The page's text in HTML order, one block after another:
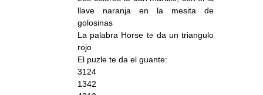
llave naranja en la mesita de
golosinas
La palabra Horse te da un triangulo
rojo
El puzle te da el guante:
3124
1342